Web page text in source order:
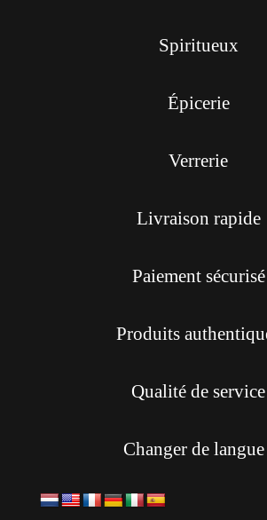
Spiritueux
Épicerie
Verrerie
Livraison rapide
Paiement sécurisé
Produits
Qualité de service
Changer de langue